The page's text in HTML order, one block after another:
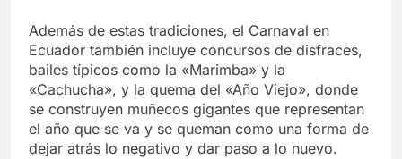
Además de estas tradiciones, el Carnaval en
Ecuador también incluye concursos de disfraces,
bailes típicos como la «Marimba» y la
«Cachucha», y la quema del «Año Viejo», donde
se construyen muñecos gigantes que representan
el año que se va y se queman como una forma de
dejar atrás lo negativo y dar paso a lo nuevo.